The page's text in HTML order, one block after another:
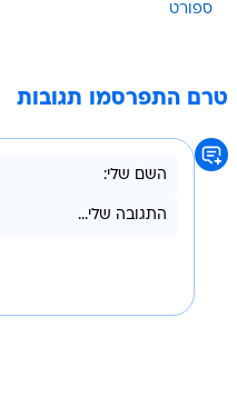
ספורט
טרם התפרסמו תגובות